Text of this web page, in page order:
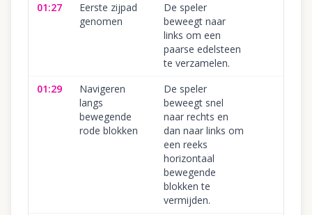
01:27
Eerste zijpad
genomen
De speler
beweegt naar
links om een
paarse edelsteen
te verzamelen.
01:29
Navigeren
langs
bewegende
rode blokken
De speler
beweegt snel
naar rechts en
dan naar links om
een reeks
horizontaal
bewegende
blokken te
vermijden.